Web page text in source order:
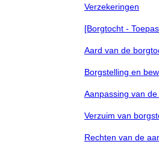
Verzekeringen
[Borgtocht -
Aard van de
Borgstelling en
Aanpassing van
Verzuim van
Rechten van de